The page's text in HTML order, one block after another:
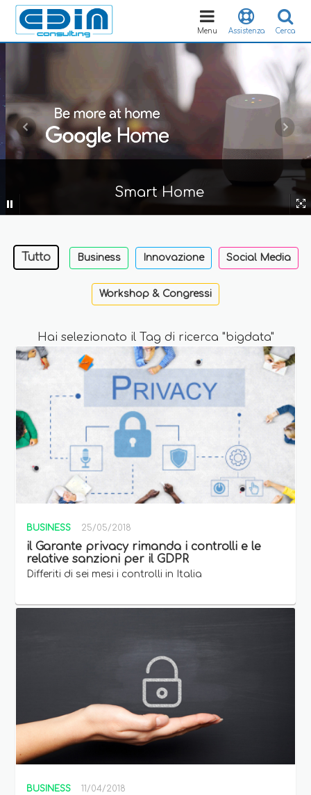
Cerca
Assistenza
Toggle
navigation
Menu
Smart Home
Tutto Business Innovazione Social Media
Workshop & Congressi
Hai selezionato il Tag di ricerca "bigdata"
BUSINESS 25/05/2018
il Garante privacy rimanda i controlli e le
relative sanzioni per il GDPR
Differiti di sei mesi i controlli in Italia
BUSINESS 11/04/2018